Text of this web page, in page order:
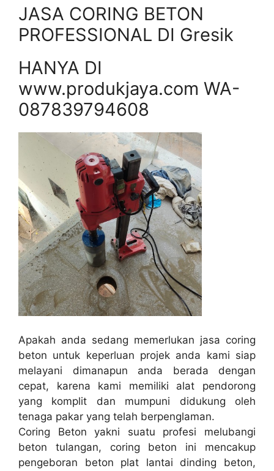
JASA CORING BETON
PROFESSIONAL DI Gresik
HANYA DI
www.produkjaya.com WA-
087839794608
Apakah anda sedang memerlukan jasa coring
beton untuk keperluan projek anda kami siap
melayani dimanapun anda berada dengan
cepat, karena kami memiliki alat pendorong
yang komplit dan mumpuni didukung oleh
tenaga pakar yang telah berpenglaman.
Coring Beton yakni suatu profesi melubangi
beton tulangan, coring beton ini mencakup
pengeboran beton plat lantai dinding beton,